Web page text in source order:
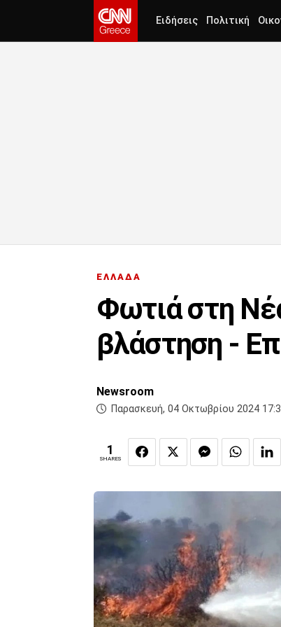
Ειδήσεις Πολιτική
ΕΛΛΑΔΑ
Φωτιά στη
βλάστηση -
Newsroom
Παρασκευή, 04 Οκτωβρίου 2024
1
SHARES